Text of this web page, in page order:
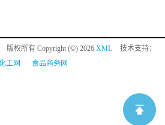
版权所有 Copyright (©) 2026 XML
技术支持：
工网
食品商务网